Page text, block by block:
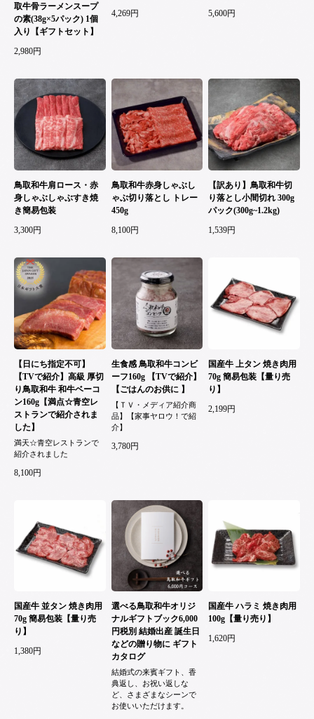
取牛骨ラーメンスープ
の素(38g×5パック) 1個
入り【ギフトセット】
2,980円
4,269円
5,600円
鳥取和牛肩ロース・赤
身しゃぶしゃぶすき焼
き簡易包装
3,300円
鳥取和牛赤身しゃぶし
ゃぶ切り落とし トレー
450g
8,100円
【訳あり】鳥取和牛切
り落とし小間切れ 300g
パック(300g~1.2kg)
1,539円
【日にち指定不可】
【TVで紹介】高級 厚切
り鳥取和牛 和牛ベーコ
ン160g【満点☆青空レ
ストランで紹介されま
した】
満天☆青空レストランで
紹介されました
8,100円
生食感 鳥取和牛コンビ
ーフ160g 【TVで紹介】
【ごはんのお供に 】
【ＴＶ・メディア紹介商
品】【家事ヤロウ！で紹
介】
3,780円
国産牛 上タン 焼き肉用
70g 簡易包装【量り売
り】
2,199円
国産牛 並タン 焼き肉用
70g 簡易包装【量り売
り】
1,380円
選べる鳥取和牛オリジ
ナルギフトブック6,000
円税別 結婚出産 誕生日
などの贈り物に ギフト
カタログ
結婚式の来賓ギフト、香
典返し、お祝い返しな
ど、さまざまなシーンで
お使いいただけます。
国産牛 ハラミ 焼き肉用
100g【量り売り】
1,620円